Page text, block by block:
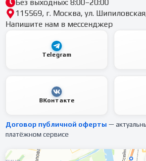
Без выходных: 8:00–20:00
115569, г. Москва, ул.
Напишите нам в мессенджер
Telegram
ВКонтакте
Договор публичной оферты —
платёжном сервисе